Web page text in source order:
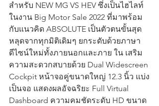
สำหรับ NEW MG VS HEV ซึ่งเป็นไฮไลท์
ในงาน Big Motor Sale 2022 ที่มาพร้อม
กับแนวคิด ABSOLUTE เป็นตัวตนขั้นสุด
หลุดจากทุกมิติเดิมๆ ยกระดับด้วยภาษา
ดีไซน์ใหม่ทั้งภายนอกและภาย ใน เสริม
ความสะดวกสบายด้วย Dual Widescreen
Cockpit หน้าจอคู่ขนาดใหญ่ 12.3 นิ้ว แบ่ง
เป็นจอ แสดงผลอัจฉริยะ Full Virtual
Dashboard ความคมชัดระดับ HD ขนาด